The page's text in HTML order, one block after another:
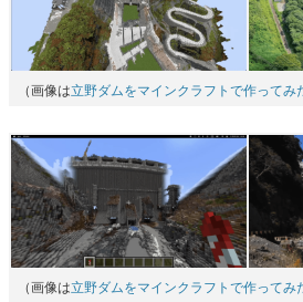
（画像は立野ダムをマインクラフトで作ってみ
（画像は立野ダムをマインクラフトで作ってみ